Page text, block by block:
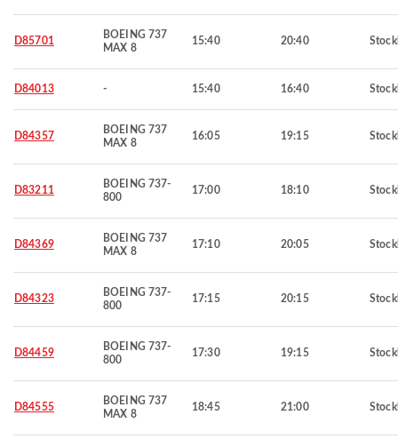
D85701
BOEING 737
MAX 8
15:40 20:40
D84013 - 15:40 16:40
D84357
BOEING 737
MAX 8
16:05 19:15
D83211
BOEING 737-
800
17:00 18:10
D84369
BOEING 737
MAX 8
17:10 20:05
D84323
BOEING 737-
800
17:15 20:15
D84459
BOEING 737-
800
17:30 19:15
D84555
BOEING 737
MAX 8
18:45 21:00